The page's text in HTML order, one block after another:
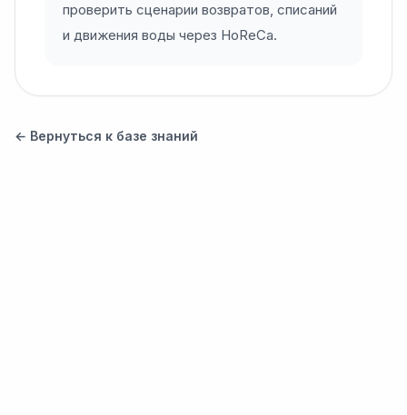
проверить сценарии возвратов, списаний
и движения воды через HoReCa.
← Вернуться к базе знаний